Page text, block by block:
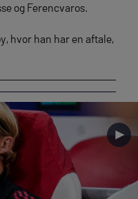
og Ferencvaros.
hvor han har en aftale,
►